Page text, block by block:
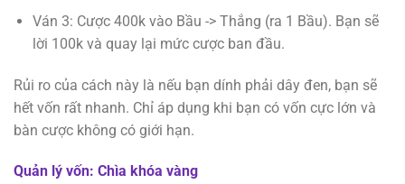
Ván 3: Cược 400k vào Bầu -> Thắng (ra 1 Bầu). Bạn sẽ
lời 100k và quay lại mức cược ban đầu.
Rủi ro của cách này là nếu bạn dính phải dây đen, bạn sẽ
hết vốn rất nhanh. Chỉ áp dụng khi bạn có vốn cực lớn và
bàn cược không có giới hạn.
Quản lý vốn: Chìa khóa vàng